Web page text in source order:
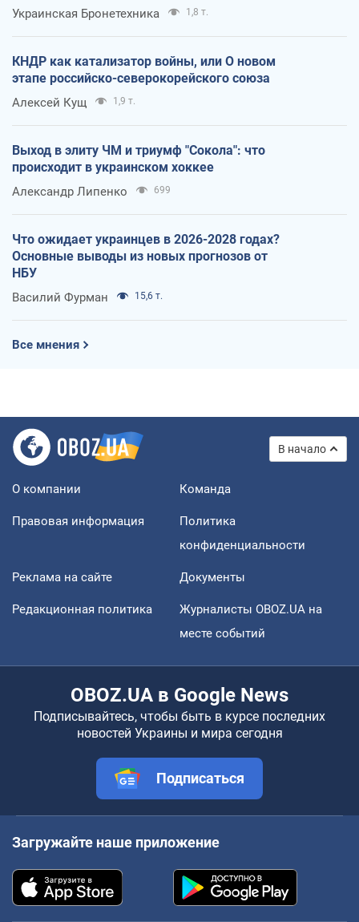
Украинская Бронетехника 1,8 т.
КНДР как катализатор войны, или О новом
этапе российско-северокорейского союза
Алексей Кущ 1,9 т.
Выход в элиту ЧМ и триумф "Сокола": что
происходит в украинском хоккее
Александр Липенко 699
Что ожидает украинцев в 2026-2028 годах?
Основные выводы из новых прогнозов от
НБУ
Василий Фурман 15,6 т.
Все мнения
В начало
О компании Команда
Правовая информация
Политика
конфиденциальности
Реклама на сайте Документы
Редакционная политика
Журналисты OBOZ.UA на
месте событий
OBOZ.UA в Google News
Подписывайтесь, чтобы быть в курсе последних
новостей Украины и мира сегодня
Подписаться
Загружайте наше приложение